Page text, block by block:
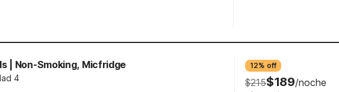
| Non-Smoking, Micfridge
4
12% off
$215$189/noche